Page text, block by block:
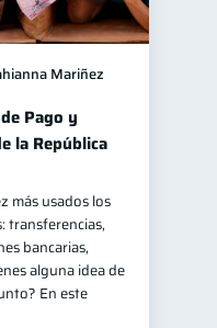
20
10
Mariñez
Pago y
la República
más usados los
transferencias,
bancarias,
alguna idea de
En este